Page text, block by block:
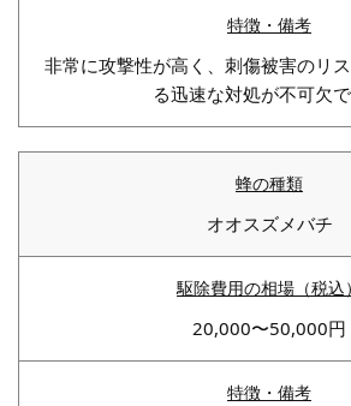
非常に攻撃性が高く、刺傷被害のリ
る迅速な対処が不可欠で
オオスズメバチ
20,000〜50,000円